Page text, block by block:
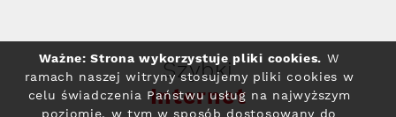
Szybki
Internet
Ważne: Strona wykorzystuje pliki cookies. W
ramach naszej witryny stosujemy pliki cookies w
celu świadczenia Państwu usług na najwyższym